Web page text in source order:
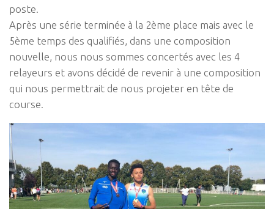
poste.
Après une série terminée à la 2ème place mais avec le
5ème temps des qualifiés, dans une composition
nouvelle, nous nous sommes concertés avec les 4
relayeurs et avons décidé de revenir à une composition
qui nous permettrait de nous projeter en tête de
course.